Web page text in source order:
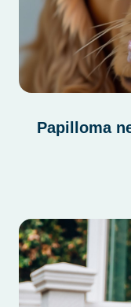
Papilloma